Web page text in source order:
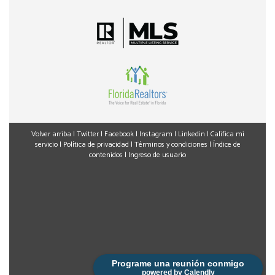
Programe una reunión conmigo
powered by Calendly
Estoy aquí para guiarte hacia decisiones acertadas y
Volver arriba | Twitter| Facebook| Instagram | Linkedin | Califica mi
servicio| Política de privacidad | Términos y condiciones | Índice de
contenidos | Ingreso de usuario